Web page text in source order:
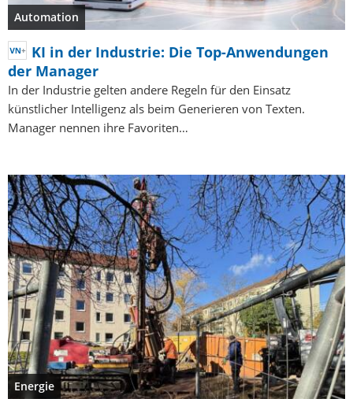
Automation
KI in der Industrie: Die Top-Anwendungen
der Manager
In der Industrie gelten andere Regeln für den Einsatz
künstlicher Intelligenz als beim Generieren von Texten.
Manager nennen ihre Favoriten…
Energie